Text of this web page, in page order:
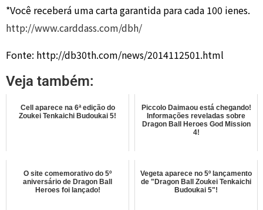
*Você receberá uma carta garantida para cada 100 ienes.
http://www.carddass.com/dbh/
Fonte: http://db30th.com/news/2014112501.html
Veja também:
Cell aparece na 6ª edição do
Zoukei Tenkaichi Budoukai 5!
Piccolo Daimaou está chegando!
Informações reveladas sobre
Dragon Ball Heroes God Mission
4!
O site comemorativo do 5º
aniversário de Dragon Ball
Heroes foi lançado!
Vegeta aparece no 5º lançamento
de "Dragon Ball Zoukei Tenkaichi
Budoukai 5"!